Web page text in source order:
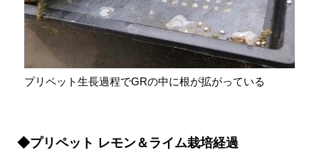
プリペット生長過程でGRの中に根が拡がっている
◆プリペット レモン＆ライム栽培経過